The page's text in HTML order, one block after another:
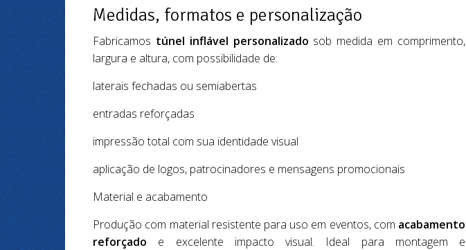
Medidas, formatos e personalização
Fabricamos túnel inflável personalizado sob medida em comprimento,
largura e altura, com possibilidade de:
laterais fechadas ou semiabertas
entradas reforçadas
impressão total com sua identidade visual
aplicação de logos, patrocinadores e mensagens promocionais
Material e acabamento
Produção com material resistente para uso em eventos, com acabamento
reforçado e excelente impacto visual. Ideal para montagem e